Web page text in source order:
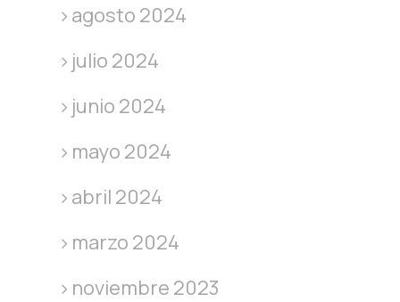
agosto 2024
julio 2024
junio 2024
mayo 2024
abril 2024
marzo 2024
noviembre 2023